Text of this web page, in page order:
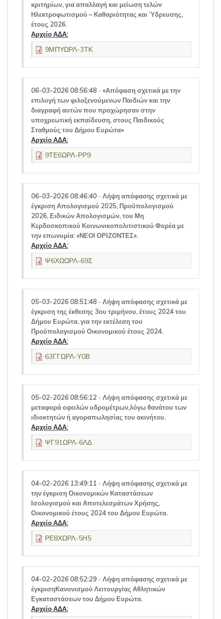
κριτηρίων, για απαλλαγή και μείωση τελών
Ηλεκτροφωτισμού – Καθαριότητας και Ύδρευσης,
έτους 2026.
Αρχείο ΑΔΑ:
9ΜΠΥΩΡΛ-3ΤΚ
06-03-2026 08:56:48 - «Απόφαση σχετικά με την
επιλογή των φιλοξενούμενων Παιδιών και την
διαγραφή αυτών που προχώρησαν στην
υποχρεωτική εκπαίδευση, στους Παιδικούς
Σταθμούς του Δήμου Ευρώτα»
Αρχείο ΑΔΑ:
9ΤΕ6ΩΡΛ-ΡΡ9
06-03-2026 08:46:40 - Λήψη απόφασης σχετικά με
έγκριση Απολογισμού 2025, Προϋπολογισμού
2026, Ειδικών Απολογισμών, του Μη
Κερδοσκοπικού Κοινωνικοπολιτιστικού Φορέα με
την επωνυμία: «ΝΕΟΙ ΟΡΙΖΟΝΤΕΣ».
Αρχείο ΑΔΑ:
Ψ6ΧΩΩΡΛ-69Σ
05-03-2026 08:51:48 - Λήψη απόφασης σχετικά με
έγκριση της έκθεσης 3ου τριμήνου, έτους 2024 του
Δήμου Ευρώτα, για την εκτέλεση του
Προϋπολογισμού Οικονομικού έτους 2024.
Αρχείο ΑΔΑ:
63ΓΓΩΡΛ-Υ0Β
05-02-2026 08:56:12 - Λήψη απόφασης σχετικά με
μεταφορά οφειλών υδρομέτρων,λόγω θανάτου των
ιδιοκτητών ή αγοραπωλησίας του ακινήτου.
Αρχείο ΑΔΑ:
ΨΓ91ΩΡΛ-6ΛΔ
04-02-2026 13:49:11 - Λήψη απόφασης σχετικά με
την έγκριση Οικονομικών Καταστάσεων
Ισολογισμού και Αποτελεσμάτων Χρήσης,
Οικονομικού έτους 2024 του Δήμου Ευρώτα.
Αρχείο ΑΔΑ:
ΡΕ8ΧΩΡΛ-5Η5
04-02-2026 08:52:29 - Λήψη απόφασης σχετικά με
έγκρισηΚανονισμού Λειτουργίας Αθλητικών
Εγκαταστάσεων του Δήμου Ευρώτα.
Αρχείο ΑΔΑ: